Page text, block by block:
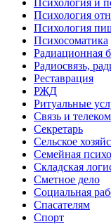
Психология и
Психология
Психология
Психосоматика
Радиационная
Радиосвязь,
Реставрация
РЖД
Ритуальные
Связь и
Секретарь
Сельское
Семейная
Складская
Сметное дело
Социальная
Спасателям
Спорт